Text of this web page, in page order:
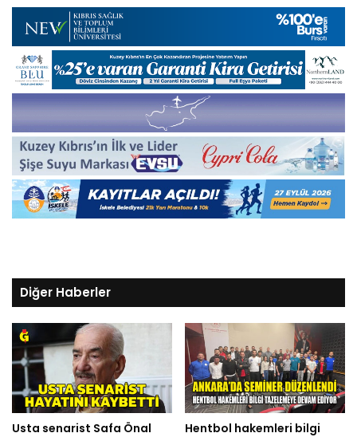
Diğer Haberler
Usta senarist Safa Önal
Hentbol hakemleri bilgi